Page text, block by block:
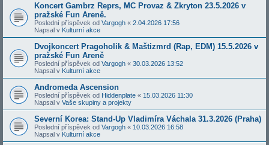
Koncert Gambrz Reprs, MC Provaz & Zkryton 23.5.2026 v
pražské Fun Areně.
Poslední příspěvek od Vargogh « 2.04.2026 17:56
Napsal v Kulturní akce
Dvojkoncert Pragoholik & Maštizmrd (Rap, EDM) 15.5.2026 v
pražské Fun Areně
Poslední příspěvek od Vargogh « 30.03.2026 13:52
Napsal v Kulturní akce
Andromeda Ascension
Poslední příspěvek od Hiddenplate « 15.03.2026 11:30
Napsal v Vaše skupiny a projekty
Severní Korea: Stand-Up Vladimíra Váchala 31.3.2026 (Praha)
Poslední příspěvek od Vargogh « 10.03.2026 16:58
Napsal v Kulturní akce